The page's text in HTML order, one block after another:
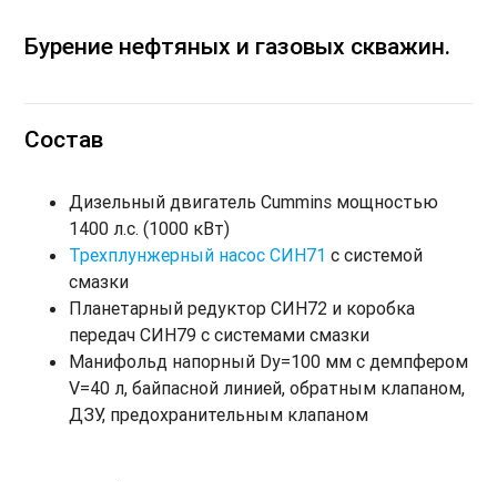
Бурение нефтяных и газовых скважин.
Состав
Дизельный двигатель Cummins мощностью
1400 л.с. (1000 кВт)
Трехплунжерный насос СИН71 с системой
смазки
Планетарный редуктор СИН72 и коробка
передач СИН79 с системами смазки
Манифольд напорный Dу=100 мм с демпфером
V=40 л, байпасной линией, обратным клапаном,
ДЗУ, предохранительным клапаном